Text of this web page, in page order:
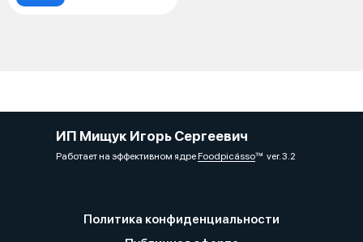
ИП Мищук Игорь Сергеевич
Работает на эффективном ядреFoodpicássover. 3.2
Политика конфиденциальности